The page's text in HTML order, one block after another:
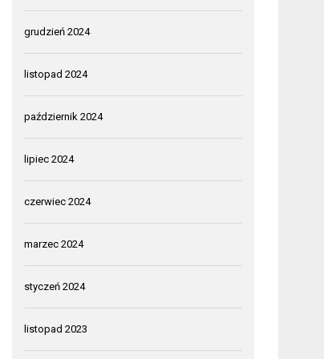
grudzień 2024
listopad 2024
październik 2024
lipiec 2024
czerwiec 2024
marzec 2024
styczeń 2024
listopad 2023